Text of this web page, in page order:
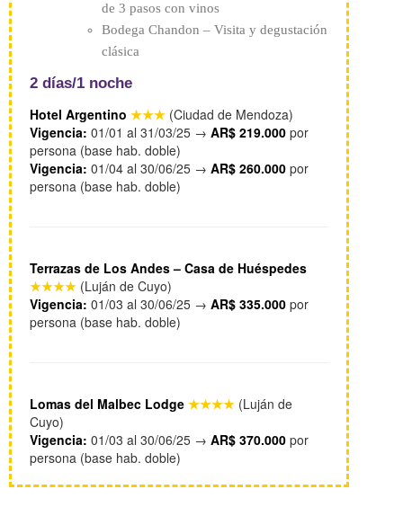
de 3 pasos con vinos
Bodega Chandon – Visita y degustación
clásica
2 días/1 noche
Hotel Argentino ★★★ (Ciudad de Mendoza)
Vigencia: 01/01 al 31/03/25 → AR$ 219.000 por
persona (base hab. doble)
Vigencia: 01/04 al 30/06/25 → AR$ 260.000 por
persona (base hab. doble)
Terrazas de Los Andes – Casa de Huéspedes
★★★★ (Luján de Cuyo)
Vigencia: 01/03 al 30/06/25 → AR$ 335.000 por
persona (base hab. doble)
Lomas del Malbec Lodge ★★★★ (Luján de
Cuyo)
Vigencia: 01/03 al 30/06/25 → AR$ 370.000 por
persona (base hab. doble)